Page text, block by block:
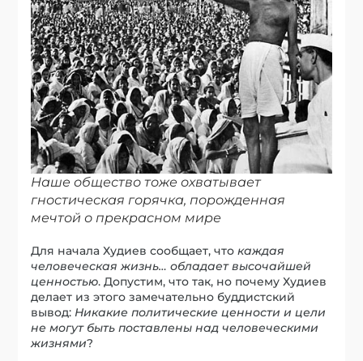
Наше общество тоже охватывает
гностическая горячка, порожденная
мечтой о прекрасном мире
Для начала Худиев сообщает, чтокаждая
человеческая жизнь… обладает высочайшей
ценностью. Допустим, что так, но почему Худиев
делает из этого замечательно буддистский
вывод: Никакие политические ценности и цели
не могут быть поставлены над человеческими
жизнями?